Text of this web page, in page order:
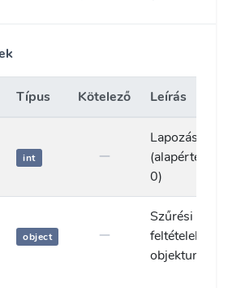
Típus Kötelező Leírás
int
Lapozás
0)
object
Szűrési
feltételek
objektuma